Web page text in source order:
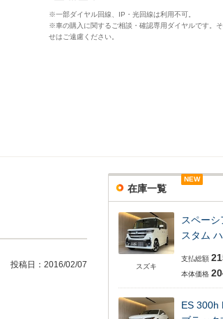
※一部ダイヤル回線、IP・光回線は利用不可。
※車の購入に関するご相談・確認専用ダイヤルです。
せはご遠慮ください。
投稿日： 2016/02/07
在庫一覧
スズキ
NEW
スペー
スタム
支払総額
本体価格
NEW
ES 300h